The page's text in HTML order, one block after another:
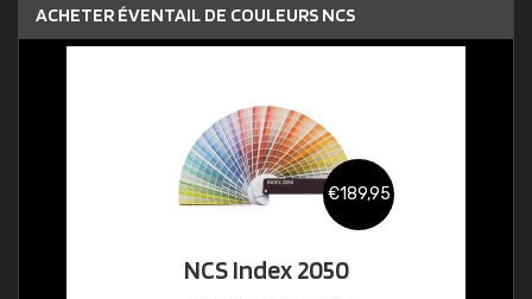
ACHETER ÉVENTAIL DE COULEURS NCS
€189,95
NCS Index 2050